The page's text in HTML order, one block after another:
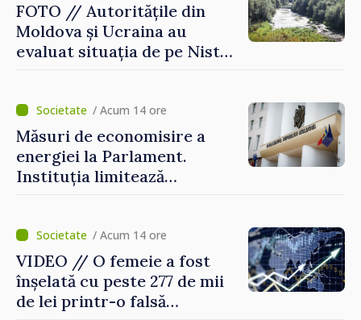
FOTO // Autoritățile din
Moldova și Ucraina au
evaluat situația de pe Nistru
/ Acum 14 ore
Măsuri de economisire a
energiei la Parlament.
Instituția limitează
/ Acum 14 ore
VIDEO // O femeie a fost
înșelată cu peste 277 de mii
de lei printr-o falsă